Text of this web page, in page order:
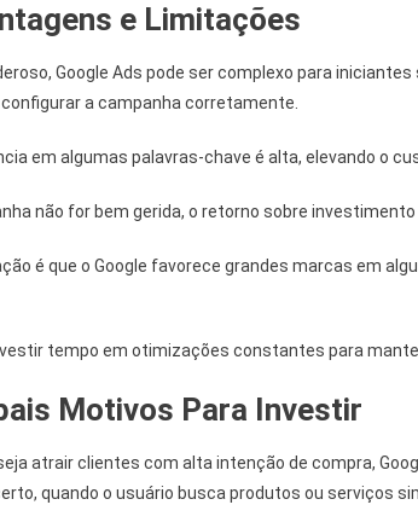
e Limitações
Google Ads pode ser complexo para
a campanha corretamente.
em algumas palavras-chave é alta, elevando o
não for bem gerida, o retorno sobre investimento
é que o Google favorece grandes marcas em
tempo em otimizações constantes para
Motivos Para Investir
atrair clientes com alta intenção de compra,
quando o usuário busca produtos ou serviços